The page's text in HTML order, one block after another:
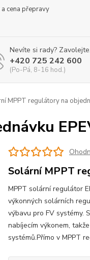
cena přepravy
Nevíte si rady? Zavolejte.
+420 725 242 600
(Po-Pá, 8-16 hod.)
MPPT regulátory na
Solární MPPT
MPPT solární regulátor
výkonných solárních
výbavu pro FV systémy.
nabíjecím výkonem,
systémů.Přímo v MPPT